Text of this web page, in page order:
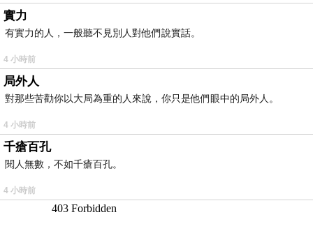
實力
有實力的人，一般聽不見別人對他們說實話。
4 小時前
局外人
對那些苦勸你以大局為重的人來說，你只是他們眼中的局外人。
4 小時前
千瘡百孔
閱人無數，不如千瘡百孔。
4 小時前